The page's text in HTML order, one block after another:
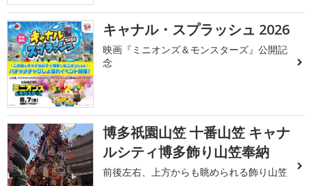
キャナル・スプラッシュ 2026
映画『ミニオンズ＆モンスターズ』公開記
念
博多祇園山笠 十番山笠 キャナ
ルシティ博多飾り山笠奉納
前後左右、上方からも眺められる飾り山笠